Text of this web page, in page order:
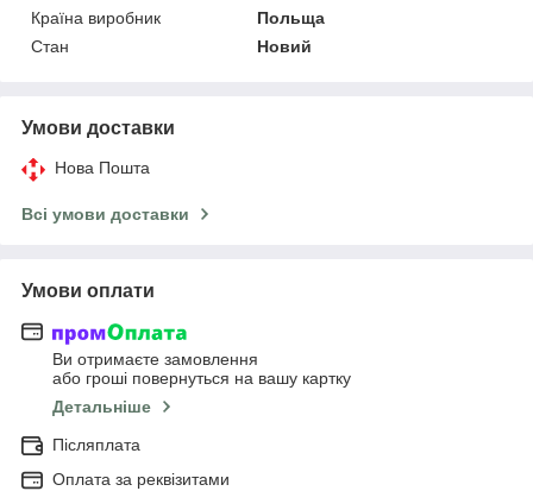
Країна виробник
Польща
Стан
Новий
Умови доставки
Нова Пошта
Всі умови доставки
Умови оплати
Ви отримаєте замовлення
або гроші повернуться на вашу картку
Детальніше
Післяплата
Оплата за реквізитами